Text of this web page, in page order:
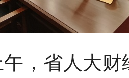
，省人大财